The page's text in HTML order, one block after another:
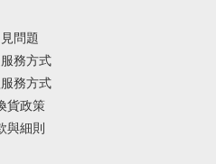
問題
務方式
務方式
貨政策
與細則